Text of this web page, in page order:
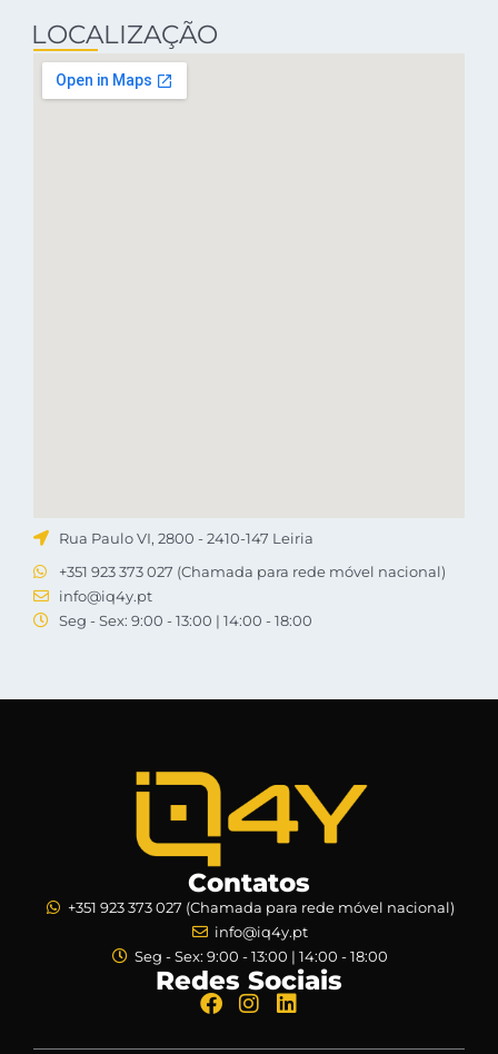
LOCALIZAÇÃO
Rua Paulo VI, 2800 - 2410-147 Leiria
+351 923 373 027 (Chamada para rede móvel nacional)
info@iq4y.pt
Seg - Sex: 9:00 - 13:00 | 14:00 - 18:00
Contatos
+351 923 373 027 (Chamada para rede móvel nacional)
info@iq4y.pt
Seg - Sex: 9:00 - 13:00 | 14:00 - 18:00
Redes Sociais